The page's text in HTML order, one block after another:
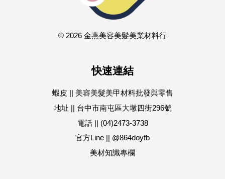
© 2026 金燕美容美髮美業材料行
快速連結
蝦皮 || 美容美髮美甲材料批發與零售
地址 || 台中市南屯區大墩四街296號
電話 || (04)2473-3738
官方Line || @864doyfb
美材知識專欄